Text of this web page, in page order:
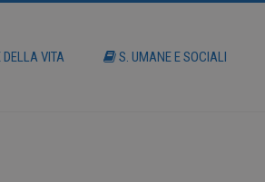
VITA S. UMANE E SOCIALI